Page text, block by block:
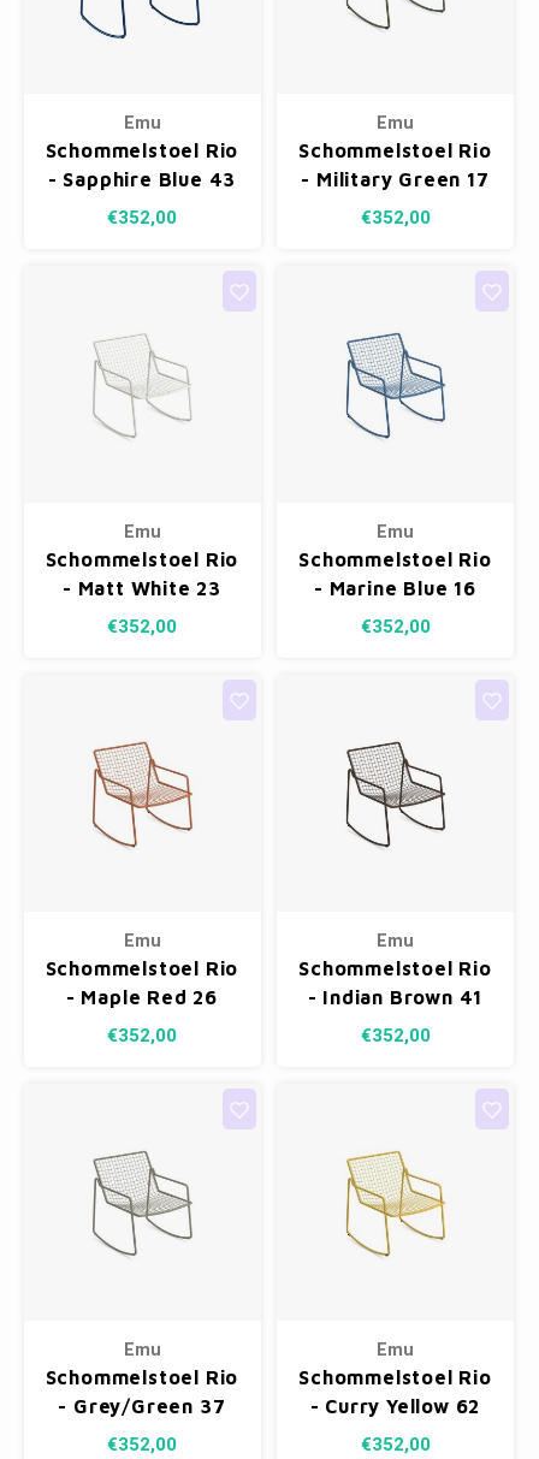
Emu
Schommelstoel Rio
- Sapphire Blue 43
€352,00
Emu
Schommelstoel Rio
- Military Green 17
€352,00
Emu
Schommelstoel Rio
- Matt White 23
€352,00
Emu
Schommelstoel Rio
- Marine Blue 16
€352,00
Emu
Schommelstoel Rio
- Maple Red 26
€352,00
Emu
Schommelstoel Rio
- Indian Brown 41
€352,00
Emu
Schommelstoel Rio
- Grey/Green 37
€352,00
Emu
Schommelstoel Rio
- Curry Yellow 62
€352,00